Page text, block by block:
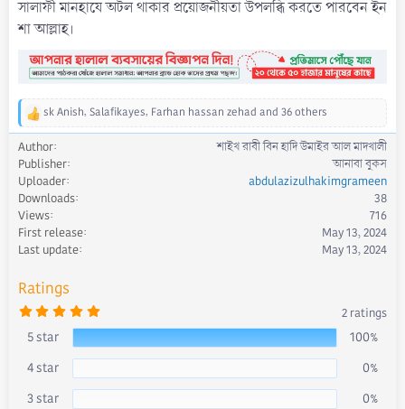
সালাফী মানহাযে অটল থাকার প্রয়োজনীয়তা উপলব্ধি করতে পারবেন ইন
শা আল্লাহ।
R
e
a
c
t
i
o
n
s
sk Anish, Salafikayes, Farhan hassan zehad and 36 others
Author
শাইখ রাবী বিন হাদি উমাইর আল মাদখালী
Publisher
আনাবা বুকস
Uploader
abdulazizulhakimgrameen
Downloads
38
Views
716
First release
May 13, 2024
Last update
May 13, 2024
Ratings
5
0
0
s
a
r
2 ratings
5 star
100%
4 star
0%
3 star
0%